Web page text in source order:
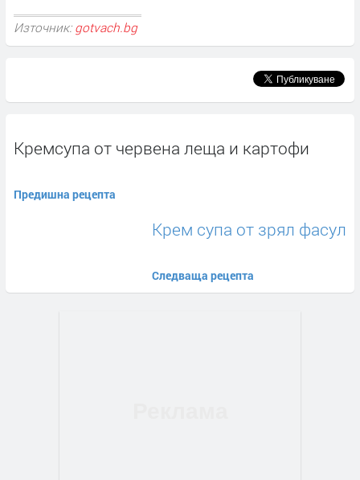
Източник: gotvach.bg
Кремсупа от червена леща и картофи
Предишна рецепта
Крем супа от зрял фасул
Следваща рецепта